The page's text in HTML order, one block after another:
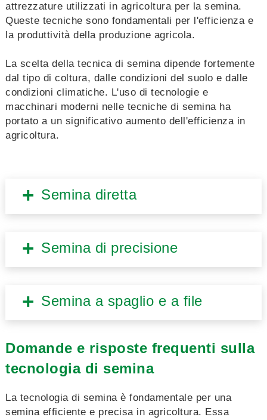
attrezzature utilizzati in agricoltura per la semina.
Queste tecniche sono fondamentali per l'efficienza e
la produttività della produzione agricola.
La scelta della tecnica di semina dipende fortemente
dal tipo di coltura, dalle condizioni del suolo e dalle
condizioni climatiche. L'uso di tecnologie e
macchinari moderni nelle tecniche di semina ha
portato a un significativo aumento dell'efficienza in
agricoltura.
Semina diretta
Semina di precisione
Semina a spaglio e a file
Domande e risposte frequenti sulla
tecnologia di semina
La tecnologia di semina è fondamentale per una
semina efficiente e precisa in agricoltura. Essa